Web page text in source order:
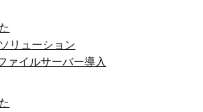
リューション
ァイルサーバー導入